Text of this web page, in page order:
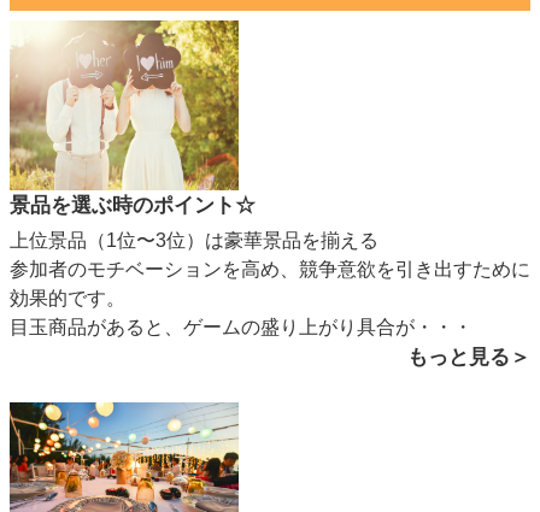
景品を選ぶ時のポイント☆
上位景品（1位〜3位）は豪華景品を揃える
参加者のモチベーションを高め、競争意欲を引き出すために
効果的です。
目玉商品があると、ゲームの盛り上がり具合が・・・
もっと見る＞